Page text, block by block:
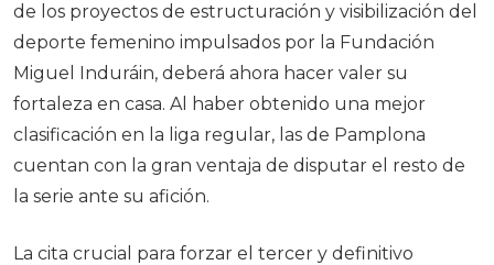
de los proyectos de estructuración y visibilización del
deporte femenino impulsados por la Fundación
Miguel Induráin, deberá ahora hacer valer su
fortaleza en casa. Al haber obtenido una mejor
clasificación en la liga regular, las de Pamplona
cuentan con la gran ventaja de disputar el resto de
la serie ante su afición.
La cita crucial para forzar el tercer y definitivo